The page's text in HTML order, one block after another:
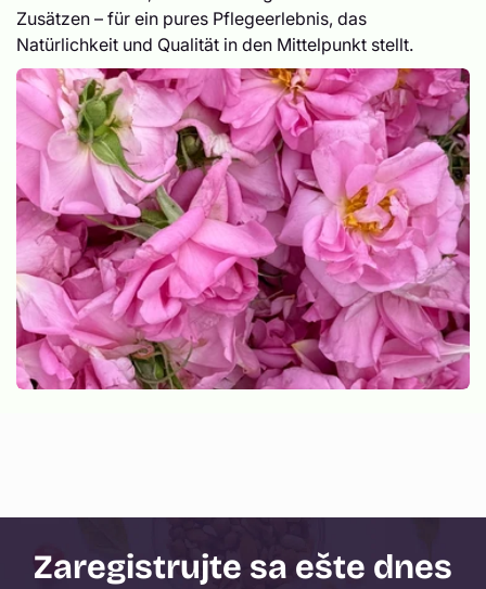
Zusätzen – für ein pures Pflegeerlebnis, das
Natürlichkeit und Qualität in den Mittelpunkt stellt.
Zaregistrujte sa ešte dnes